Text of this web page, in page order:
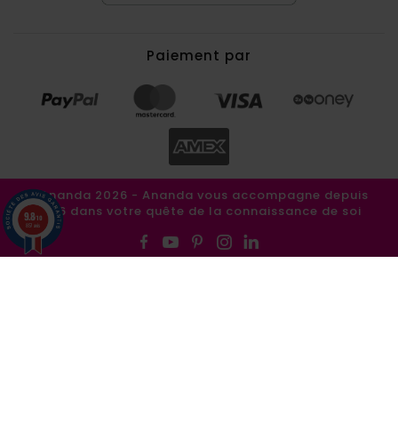
Paiement par
©Ananda 2026 - Ananda vous accompagne depuis
1986 dans votre quête de la connaissance de soi
9.8/10
857 avis